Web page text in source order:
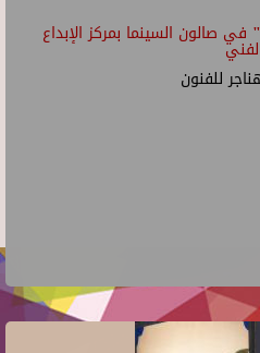
صالون السينما بمركز الإبداع
للفنون